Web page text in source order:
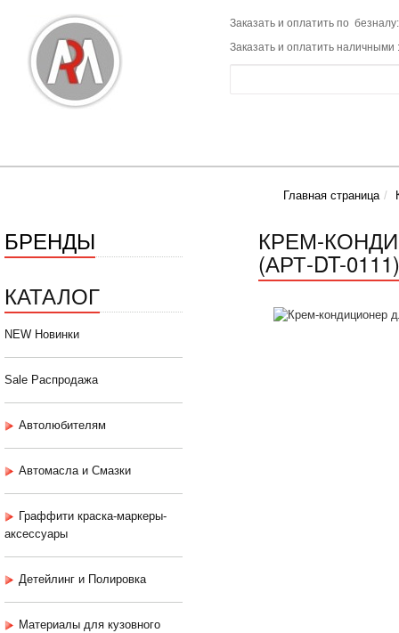
Заказать и оплатить по
Заказать и оплатить наличными
Главная страница
БРЕНДЫ
КАТАЛОГ
NEW Новинки
Sale Распродажа
Автолюбителям
Автомасла и Смазки
Граффити краска-маркеры-
аксессуары
Детейлинг и Полировка
Материалы для кузовного
КРЕМ-
(АРТ-DT-